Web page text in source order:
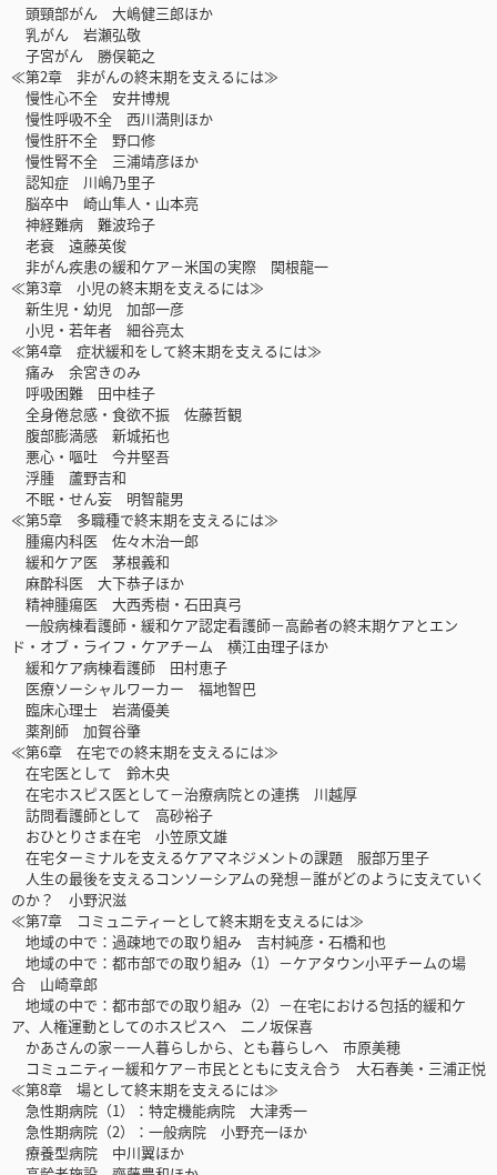
頭頸部がん 大嶋健三郎ほか
乳がん 岩瀬弘敬
子宮がん 勝俣範之
≪第2章 非がんの終末期を支えるには≫
慢性心不全 安井博規
慢性呼吸不全 西川満則ほか
慢性肝不全 野口修
慢性腎不全 三浦靖彦ほか
認知症 川嶋乃里子
脳卒中 崎山隼人・山本亮
神経難病 難波玲子
老衰 遠藤英俊
非がん疾患の緩和ケア－米国の実際 関根龍一
≪第3章 小児の終末期を支えるには≫
新生児・幼児 加部一彦
小児・若年者 細谷亮太
≪第4章 症状緩和をして終末期を支えるには≫
痛み 余宮きのみ
呼吸困難 田中桂子
全身倦怠感・食欲不振 佐藤哲観
腹部膨満感 新城拓也
悪心・嘔吐 今井堅吾
浮腫 蘆野吉和
不眠・せん妄 明智龍男
≪第5章 多職種で終末期を支えるには≫
腫瘍内科医 佐々木治一郎
緩和ケア医 茅根義和
麻酔科医 大下恭子ほか
精神腫瘍医 大西秀樹・石田真弓
一般病棟看護師・緩和ケア認定看護師－高齢者の終末期ケアとエン
ド・オブ・ライフ・ケアチーム 横江由理子ほか
緩和ケア病棟看護師 田村恵子
医療ソーシャルワーカー 福地智巴
臨床心理士 岩満優美
薬剤師 加賀谷肇
≪第6章 在宅での終末期を支えるには≫
在宅医として 鈴木央
在宅ホスピス医として－治療病院との連携 川越厚
訪問看護師として 高砂裕子
おひとりさま在宅 小笠原文雄
在宅ターミナルを支えるケアマネジメントの課題 服部万里子
人生の最後を支えるコンソーシアムの発想－誰がどのように支えていく
のか？ 小野沢滋
≪第7章 コミュニティーとして終末期を支えるには≫
地域の中で：過疎地での取り組み 吉村純彦・石橋和也
地域の中で：都市部での取り組み（1）－ケアタウン小平チームの場
合 山崎章郎
地域の中で：都市部での取り組み（2）－在宅における包括的緩和ケ
ア、人権運動としてのホスピスへ 二ノ坂保喜
かあさんの家－一人暮らしから、とも暮らしへ 市原美穂
コミュニティー緩和ケア－市民とともに支え合う 大石春美・三浦正悦
≪第8章 場として終末期を支えるには≫
急性期病院（1）：特定機能病院 大津秀一
急性期病院（2）：一般病院 小野充一ほか
療養型病院 中川翼ほか